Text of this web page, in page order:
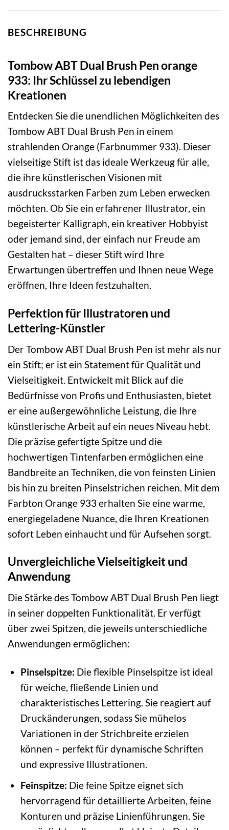
BESCHREIBUNG
Tombow ABT Dual Brush Pen orange
933: Ihr Schlüssel zu lebendigen
Kreationen
Entdecken Sie die unendlichen Möglichkeiten des
Tombow ABT Dual Brush Pen in einem
strahlenden Orange (Farbnummer 933). Dieser
vielseitige Stift ist das ideale Werkzeug für alle,
die ihre künstlerischen Visionen mit
ausdrucksstarken Farben zum Leben erwecken
möchten. Ob Sie ein erfahrener Illustrator, ein
begeisterter Kalligraph, ein kreativer Hobbyist
oder jemand sind, der einfach nur Freude am
Gestalten hat – dieser Stift wird Ihre
Erwartungen übertreffen und Ihnen neue Wege
eröffnen, Ihre Ideen festzuhalten.
Perfektion für Illustratoren und
Lettering-Künstler
Der Tombow ABT Dual Brush Pen ist mehr als nur
ein Stift; er ist ein Statement für Qualität und
Vielseitigkeit. Entwickelt mit Blick auf die
Bedürfnisse von Profis und Enthusiasten, bietet
er eine außergewöhnliche Leistung, die Ihre
künstlerische Arbeit auf ein neues Niveau hebt.
Die präzise gefertigte Spitze und die
hochwertigen Tintenfarben ermöglichen eine
Bandbreite an Techniken, die von feinsten Linien
bis hin zu breiten Pinselstrichen reichen. Mit dem
Farbton Orange 933 erhalten Sie eine warme,
energiegeladene Nuance, die Ihren Kreationen
sofort Leben einhaucht und für Aufsehen sorgt.
Unvergleichliche Vielseitigkeit und
Anwendung
Die Stärke des Tombow ABT Dual Brush Pen liegt
in seiner doppelten Funktionalität. Er verfügt
über zwei Spitzen, die jeweils unterschiedliche
Anwendungen ermöglichen:
Pinselspitze: Die flexible Pinselspitze ist ideal
für weiche, fließende Linien und
charakteristisches Lettering. Sie reagiert auf
Druckänderungen, sodass Sie mühelos
Variationen in der Strichbreite erzielen
können – perfekt für dynamische Schriften
und expressive Illustrationen.
Feinspitze: Die feine Spitze eignet sich
hervorragend für detaillierte Arbeiten, feine
Konturen und präzise Linienführungen. Sie